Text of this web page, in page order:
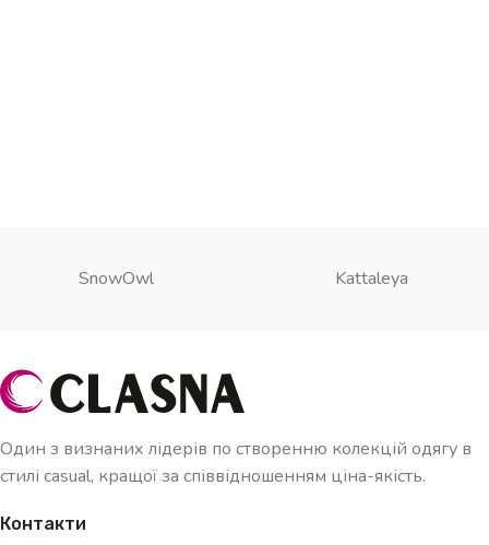
SnowOwl Kattaleya
Один з визнаних лідерів по створенню колекцій одягу в
стилі casual, кращої за співвідношенням ціна-якість.
Контакти